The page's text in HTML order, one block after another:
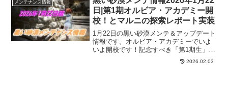
サギ釣りも行ってきましたよ。
メンテナンス情報
日|第1期オルビア・アカデミー開
校！とマルニの探索レポート実装
1月22日の黒い砂漠メンテ＆アップデート
情報です。オルビア・アカデミーでいよ
いよ開校です！記念すべき「第1期生」と
なるので、入学しておきましょう！そし
てマルニの密室で利用できる「マルニの
2026.02.03